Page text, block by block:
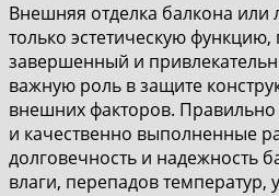
Внешняя отделка балкона
только эстетическую
завершенный и
важную роль в защите
внешних факторов.
и качественно выполненные
долговечность и надежность
влаги, перепадов температур,